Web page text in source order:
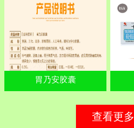
胃乃安胶囊
查看更多